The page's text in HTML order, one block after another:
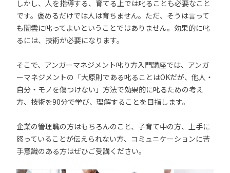
しかし、人を指導する、育てる上では叱ることも必要なこと
です。褒めるだけでは人は育ちません。ただ、そうは言って
も闇雲に叱ってよいということではありません。効果的に叱
るには、技術が必要になります。
そこで、アンガーマネジメント叱り方入門講座では、アンガ
ーマネジメントの「大原則である叱ることはOKだが、他人・
自分・モノを傷つけない」方法で効果的に叱るための考え
方、技術を90分で学び、理解することを目指します。
企業の管理職の方はもちろんのこと、子育て中の方、上手に
怒っていることが伝えられない方、コミュニケーションに苦
手意識のある方はぜひご受講ください。